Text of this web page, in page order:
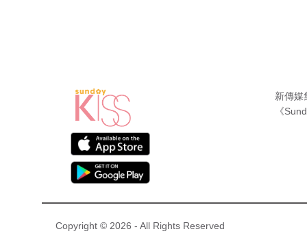
新傳媒
《
Copyright © 2026 - All Rights Reserved